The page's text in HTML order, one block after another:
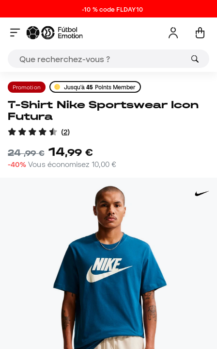
-10 % code FLDAY10
Promotion Jusqu'à45 Points Member
T-Shirt Nike Sportswear Icon
Futura
(2)
24,99 € 14,99 €
-40% Vous économisez 10,00 €